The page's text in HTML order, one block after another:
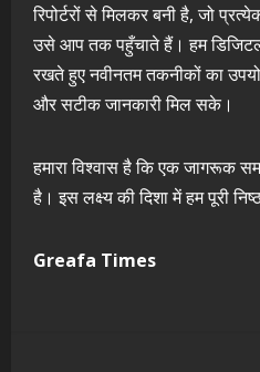
रिपोर्टरों से मिलकर बनी है, जो
उसे आप तक पहुँचाते हैं। हम
रखते हुए नवीनतम तकनीकों का
और सटीक जानकारी मिल सके।
हमारा विश्वास है कि एक जागरूक
है। इस लक्ष्य की दिशा में हम पूरी
Greafa Times